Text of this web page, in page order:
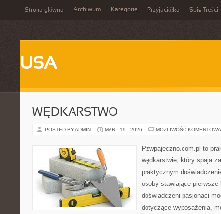
Strona główna Archiwum Kategorie Przyjaciółka Spis Treści
USA
WĘDKARSTWO
POSTED BY ADMIN MAR - 19 - 2026 MOŻLIWOŚĆ
Pzwpajeczno.com.pl to
wędkarstwie, który spaja
praktycznym
osoby stawiające pierwsze
doświadczeni pasjonaci
dotyczące wyposażenia,